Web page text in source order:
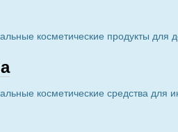
косметические продукты для
косметические средства для